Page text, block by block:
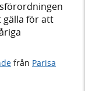
gälla för att
från Parisa